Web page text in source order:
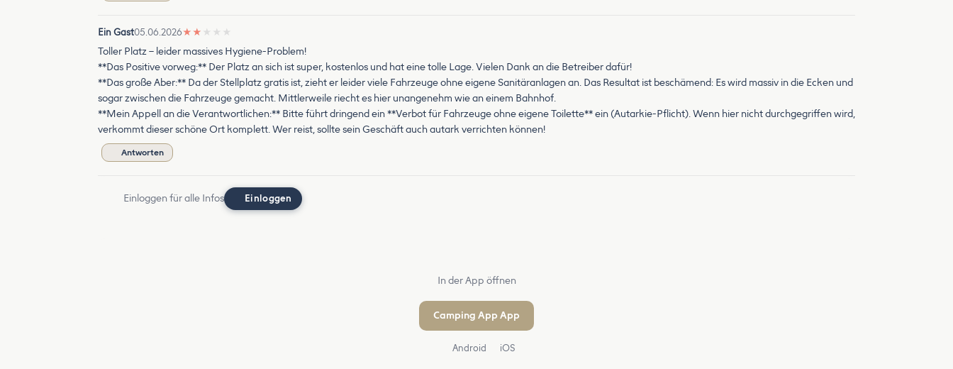
Ein Gast05.06.2026★ ★ ★ ★ ★
Toller Platz – leider massives Hygiene-Problem!
**Das Positive vorweg:** Der Platz an sich ist super, kostenlos und hat eine tolle Lage. Vielen Dank an die Betreiber dafür!
**Das große Aber:** Da der Stellplatz gratis ist, zieht er leider viele Fahrzeuge ohne eigene Sanitäranlagen an. Das Resultat ist beschämend: Es wird massiv in die Ecken und
sogar zwischen die Fahrzeuge gemacht. Mittlerweile riecht es hier unangenehm wie an einem Bahnhof.
**Mein Appell an die Verantwortlichen:** Bitte führt dringend ein **Verbot für Fahrzeuge ohne eigene Toilette** ein (Autarkie-Pflicht). Wenn hier nicht durchgegriffen wird,
verkommt dieser schöne Ort komplett. Wer reist, sollte sein Geschäft auch autark verrichten können!
Antworten
Einloggen für alle Infos Einloggen
In der App öffnen
Camping App App
Android iOS